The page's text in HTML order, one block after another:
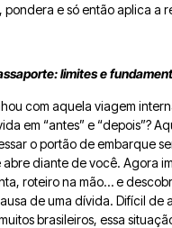
e só então aplica a
limites e
com aquela viagem
em “antes” e “depois”?
o portão de embarque
abre diante de você. Agora
roteiro na mão… e
de uma dívida. Difícil de
brasileiros, essa